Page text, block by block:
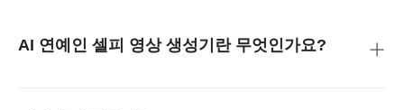
AI 연예인 셀피 영상 생성기란 무엇인가요?